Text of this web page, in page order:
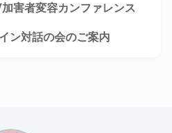
害者変容カンファレンス
ン対話の会のご案内